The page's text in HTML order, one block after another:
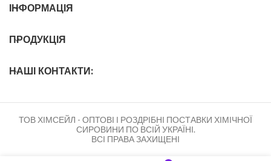
ІНФОРМАЦІЯ
ПРОДУКЦІЯ
НАШІ КОНТАКТИ:
ТОВ ХІМСЕЙЛ - ОПТОВІ І РОЗДРІБНІ ПОСТАВКИ ХІМІЧНОЇ
СИРОВИНИ ПО ВСІЙ УКРАЇНІ.
ВСІ ПРАВА ЗАХИЩЕНІ